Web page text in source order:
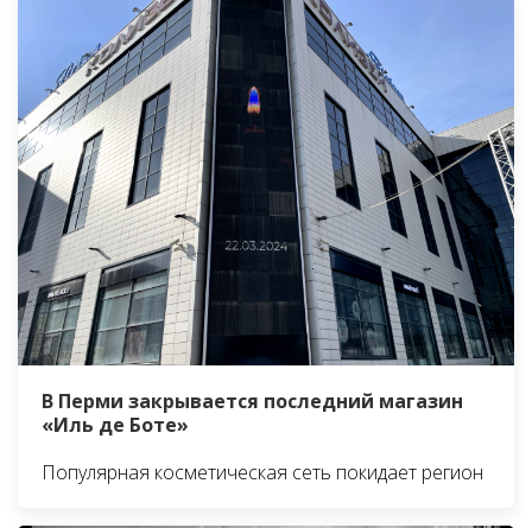
В Перми закрывается последний магазин
«Иль де Боте»
Популярная косметическая сеть покидает регион